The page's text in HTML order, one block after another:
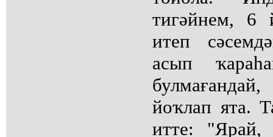
тигәйнем,
итеп
асып
йоҡлап ята.
итте: "Ярай,